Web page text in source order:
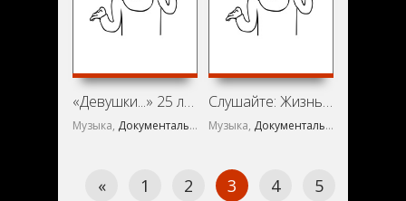
«Девушки...» 25 лет спустя (1993)
Музыка, Документальный
Слушайте: Жизнь Куинси Джонса (1990)
Музыка, Документальный
« 1 2 3 4 5